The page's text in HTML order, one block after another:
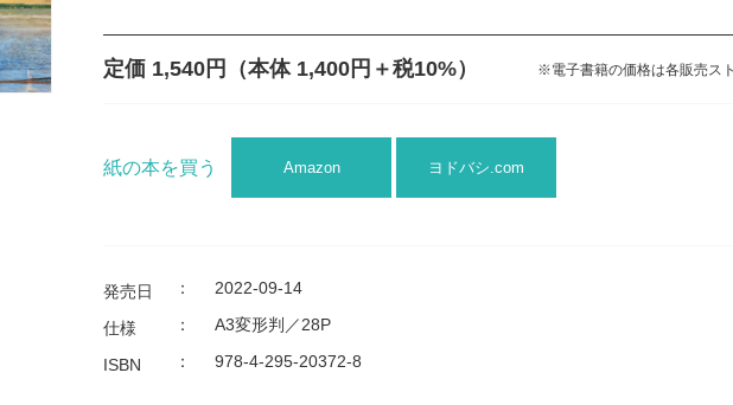
定価 1,540円 （本体 1,400円＋税10%） ※電子書籍の価格は各販売ス
紙の本を買う Amazon ヨドバシ.com
発売日 ： 2022-09-14
仕様 ： A3変形判／28P
ISBN ： 978-4-295-20372-8